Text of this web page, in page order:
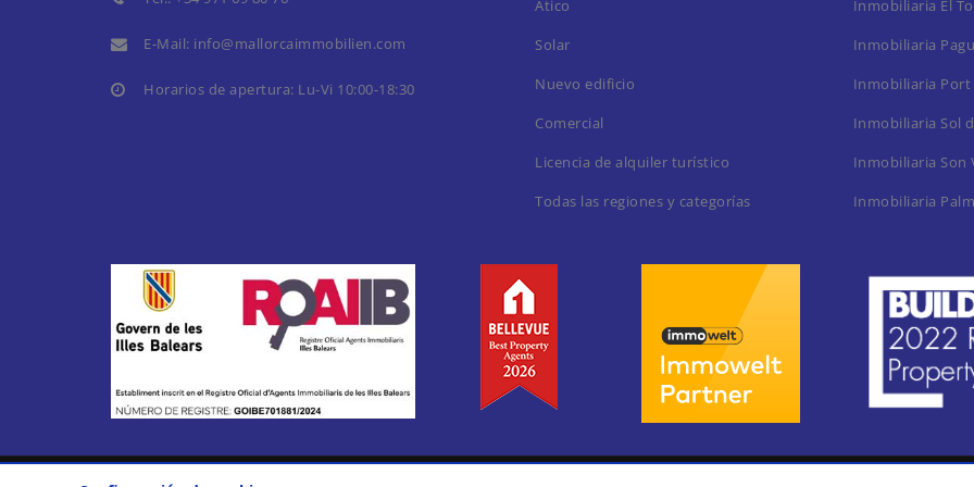
E-Mail: info@mallorcaimmobilien.com
Horarios de apertura: Lu-Vi 10:00-18:30
Ático
Solar
Nuevo edificio
Comercial
Licencia de alquiler turístico
Todas las regiones y categorías
Inmobiliaria El
Inmobiliaria
Inmobiliaria
Inmobiliaria Sol
Inmobiliaria Son
Inmobiliaria